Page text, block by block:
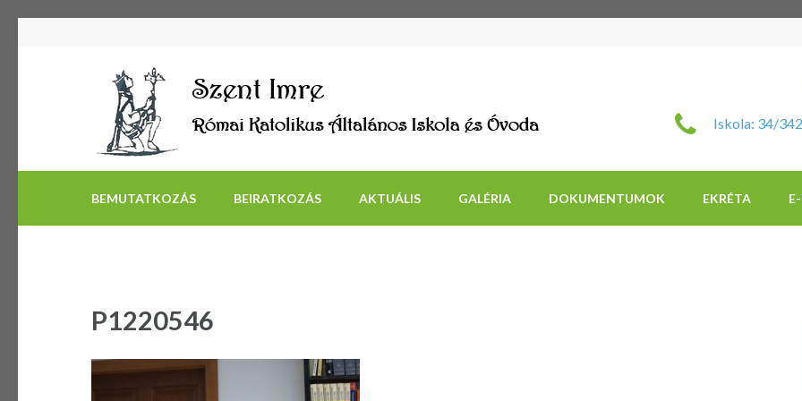
Szent Imre Római
Iskola: 34/
BEMUTATKOZÁS BEIRATKOZÁS AKTUÁLIS GALÉRIA DOKUMENTUMOK EKRÉTA
P1220546